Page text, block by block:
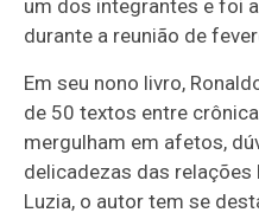
um dos integrantes e foi
durante a reunião de
Em seu nono livro,
de 50 textos entre
mergulham em afetos,
delicadezas das relações
Luzia, o autor tem se